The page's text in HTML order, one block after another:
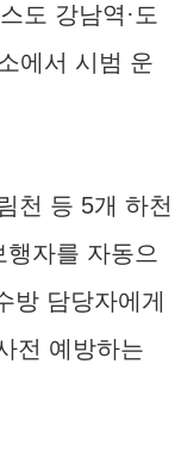
도 강남역·도
에서 시범 운
천 등 5개 하천
자를 자동으
방 담당자에게
전 예방하는